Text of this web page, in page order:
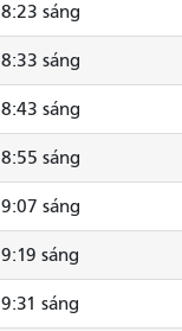
8:23 sáng
8:33 sáng
8:43 sáng
8:55 sáng
9:07 sáng
9:19 sáng
9:31 sáng